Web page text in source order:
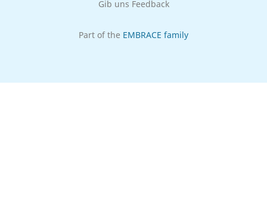
Gib uns Feedback
Part of the EMBRACE family